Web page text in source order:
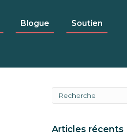
Blogue Soutien
Articles récents